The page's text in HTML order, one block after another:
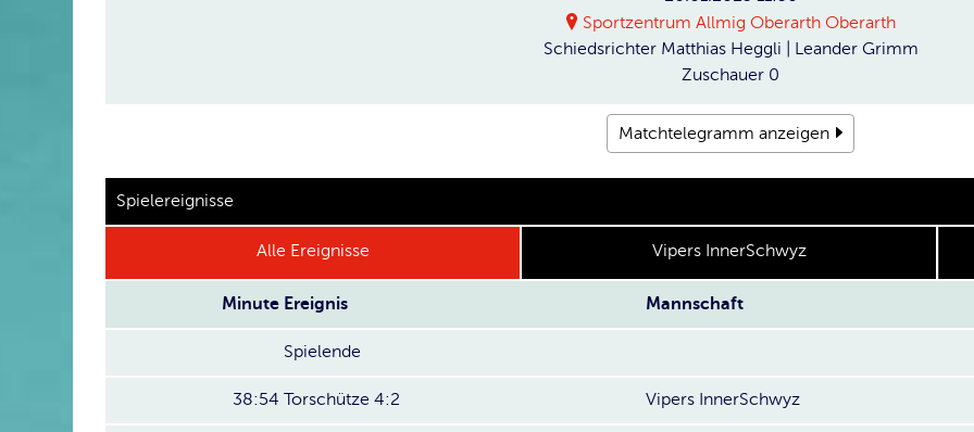
Sportzentrum Allmig Oberarth Oberarth
Schiedsrichter Matthias Heggli | Leander Grimm
Zuschauer 0
Matchtelegramm anzeigen
Spielereignisse
Alle Ereignisse Vipers InnerSchwyz
Minute Ereignis Mannschaft
Spielende
38:54 Torschütze 4:2 Vipers InnerSchwyz